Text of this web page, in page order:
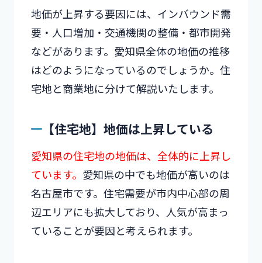
地価が上昇する要因には、インバウンド需
要・人口増加・交通機関の整備・都市開発
などがあります。愛知県全体の地価の推移
はどのようになっているのでしょうか。住
宅地と商業地に分けて解説いたします。
【住宅地】地価は上昇している
愛知県の住宅地の地価は、全体的に上昇し
ています。 愛知県の中でも地価が高いのは
名古屋市です。住宅需要が市内中心部の周
辺エリアにも拡大しており、人気が高まっ
ていることが要因と考えられます。